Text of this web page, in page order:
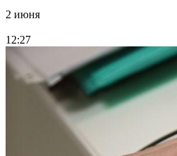
2 июня
12:27